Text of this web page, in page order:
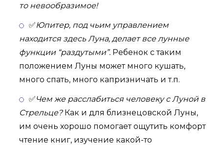
то невообразимое!
✅Юпитер, под чьим управлением
находится здесь Луна, делает все лунные
функции “раздутыми”. Ребенок с таким
положением Луны может много кушать,
много спать, много капризничать и т.п.
✅Чем же расслабиться человеку с Луной в
Стрельце?Как и для близнецовской Луны,
им очень хорошо помогает ощутить комфорт
чтение книг, изучение какой-то